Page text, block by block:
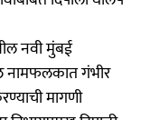
नवी मुंबई
नामफलकात गंभीर
मागणी